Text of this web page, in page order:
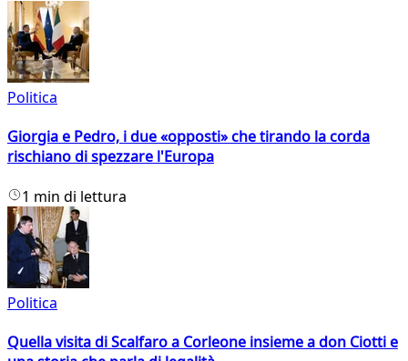
Politica
Giorgia e Pedro, i due «opposti» che tirando la corda
rischiano di spezzare l'Europa
1 min di lettura
Politica
Quella visita di Scalfaro a Corleone insieme a don Ciotti e